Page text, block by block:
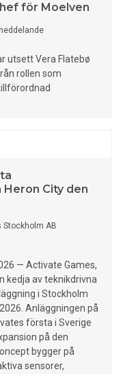
för Moelven
utsett Vera Flatebø
rollen som
City den
Stockholm AB
— Activate Games,
kedja av teknikdrivna
i Stockholm
Anläggningen på
första i Sverige
på den
bygger på
sensorer,